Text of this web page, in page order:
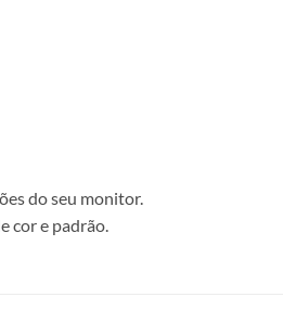
do seu monitor.
cor e padrão.